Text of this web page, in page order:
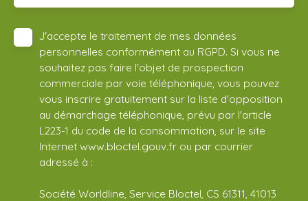
J'accepte le traitement de mes données
personnelles conformément au RGPD. Si vous ne
souhaitez pas faire l'objet de prospection
commerciale par voie téléphonique, vous pouvez
vous inscrire gratuitement sur la liste d'opposition
au démarchage téléphonique, prévu par l'article
L223-1 du code de la consommation, sur le site
Internet www.bloctel.gouv.fr ou par courrier
adressé à :
Société Worldline, Service Bloctel, CS 61311, 41013